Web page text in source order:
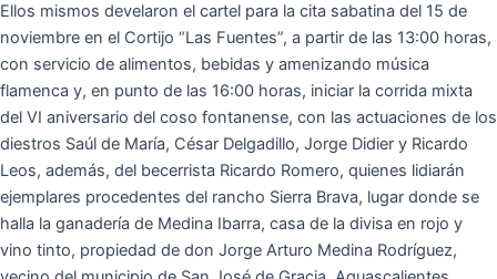
Ellos mismos develaron el cartel para la cita sabatina del 15 de
noviembre en el Cortijo “Las Fuentes”, a partir de las 13:00 horas,
con servicio de alimentos, bebidas y amenizando música
flamenca y, en punto de las 16:00 horas, iniciar la corrida mixta
del VI aniversario del coso fontanense, con las actuaciones de los
diestros Saúl de María, César Delgadillo, Jorge Didier y Ricardo
Leos, además, del becerrista Ricardo Romero, quienes lidiarán
ejemplares procedentes del rancho Sierra Brava, lugar donde se
halla la ganadería de Medina Ibarra, casa de la divisa en rojo y
vino tinto, propiedad de don Jorge Arturo Medina Rodríguez,